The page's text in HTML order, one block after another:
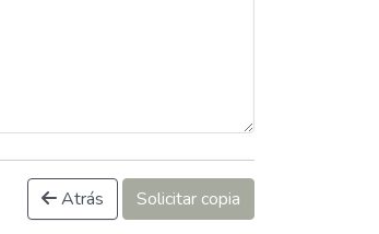
Atrás Solicitar copia